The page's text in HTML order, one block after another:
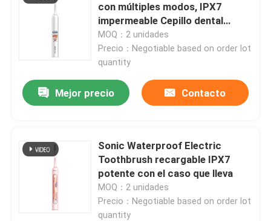
con múltiples modos, IPX7
impermeable Cepillo dental
eléctrico sónico con
temporizador inteligente
MOQ：2 unidades
Precio：Negotiable based on order lot
quantity
Mejor precio Contacto
Sonic Waterproof Electric
Toothbrush recargable IPX7
potente con el caso que lleva
MOQ：2 unidades
Precio：Negotiable based on order lot
quantity